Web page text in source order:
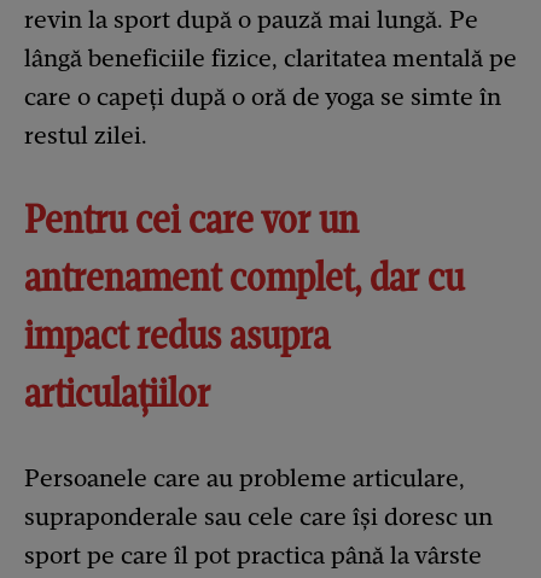
revin la sport după o pauză mai lungă. Pe
lângă beneficiile fizice, claritatea mentală pe
care o capeți după o oră de yoga se simte în
restul zilei.
Pentru cei care vor un
antrenament complet, dar cu
impact redus asupra
articulațiilor
Persoanele care au probleme articulare,
supraponderale sau cele care își doresc un
sport pe care îl pot practica până la vârste